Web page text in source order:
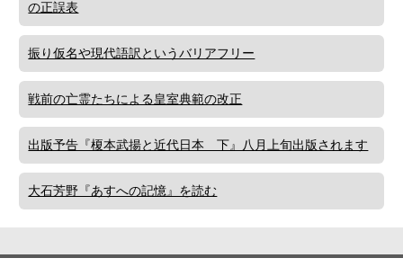
の正誤表
振り仮名や現代語訳というバリアフリー
戦前の亡霊たちによる皇室典範の改正
出版予告『榎本武揚と近代日本 下』八月上旬出版されます
大石芳野『あすへの記憶』を読む